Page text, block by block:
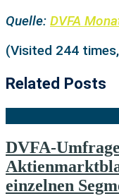
Quelle: DVFA
(Visited 244
Related Posts
DVFA-
einzelnen